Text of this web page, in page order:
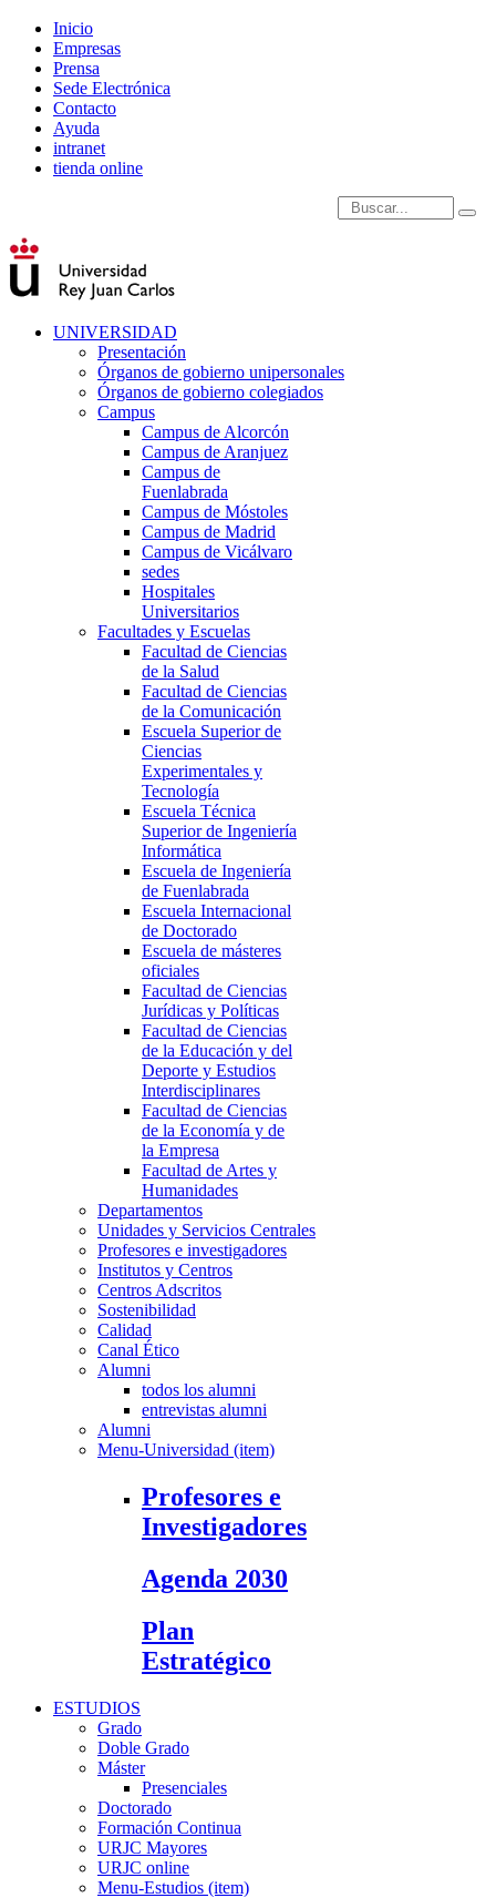
Inicio
Empresas
Prensa
Sede Electrónica
Contacto
Ayuda
intranet
tienda online
Introduce términos de
UNIVERSIDAD
Presentación
Órganos de gobierno unipersonales
Órganos de gobierno colegiados
Campus
Campus de Alcorcón
Campus de Aranjuez
Campus de
Fuenlabrada
Campus de Móstoles
Campus de Madrid
Campus de Vicálvaro
sedes
Hospitales
Universitarios
Facultades y Escuelas
Facultad de Ciencias
de la Salud
Facultad de Ciencias
de la Comunicación
Escuela Superior de
Ciencias
Experimentales y
Tecnología
Escuela Técnica
Superior de Ingeniería
Informática
Escuela de Ingeniería
de Fuenlabrada
Escuela Internacional
de Doctorado
Escuela de másteres
oficiales
Facultad de Ciencias
Jurídicas y Políticas
Facultad de Ciencias
de la Educación y del
Deporte y Estudios
Interdisciplinares
Facultad de Ciencias
de la Economía y de
la Empresa
Facultad de Artes y
Humanidades
Departamentos
Unidades y Servicios Centrales
Profesores e investigadores
Institutos y Centros
Centros Adscritos
Sostenibilidad
Calidad
Canal Ético
Alumni
todos los alumni
entrevistas alumni
Alumni
Menu-Universidad (item)
Profesores e
Investigadores
Agenda 2030
Plan
Estratégico
ESTUDIOS
Grado
Doble Grado
Máster
Presenciales
Doctorado
Formación Continua
URJC Mayores
URJC online
Menu-Estudios (item)